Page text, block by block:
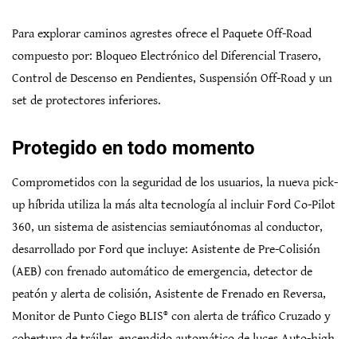
Para explorar caminos agrestes ofrece el Paquete Off-Road
compuesto por: Bloqueo Electrónico del Diferencial Trasero,
Control de Descenso en Pendientes, Suspensión Off-Road y un
set de protectores inferiores.
Protegido en todo momento
Comprometidos con la seguridad de los usuarios, la nueva pick-
up híbrida utiliza la más alta tecnología al incluir Ford Co-Pilot
360, un sistema de asistencias semiautónomas al conductor,
desarrollado por Ford que incluye: Asistente de Pre-Colisión
(AEB) con frenado automático de emergencia, detector de
peatón y alerta de colisión, Asistente de Frenado en Reversa,
Monitor de Punto Ciego BLIS® con alerta de tráfico Cruzado y